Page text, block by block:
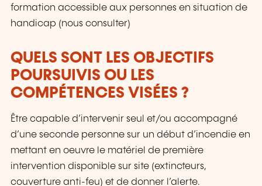
formation accessible aux personnes en situation de
handicap (nous consulter)
QUELS SONT LES OBJECTIFS
POURSUIVIS OU LES
COMPÉTENCES VISÉES ?
Être capable d’intervenir seul et/ou accompagné
d’une seconde personne sur un début d’incendie en
mettant en oeuvre le matériel de première
intervention disponible sur site (extincteurs,
couverture anti-feu) et de donner l’alerte.